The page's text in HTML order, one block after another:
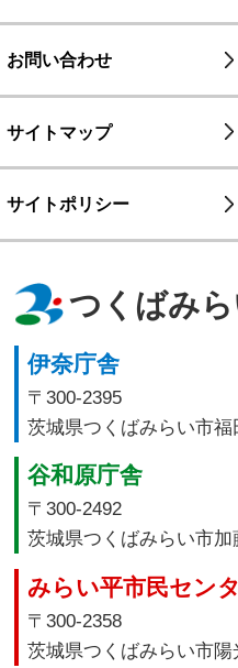
お問い合わせ
サイトマップ
サイトポリシー
つくばみ
伊奈庁舎
〒300-2395
茨城県つくばみらい市福
谷和原庁舎
〒300-2492
茨城県つくばみらい市加
みらい平市民セン
〒300-2358
茨城県つくばみらい市